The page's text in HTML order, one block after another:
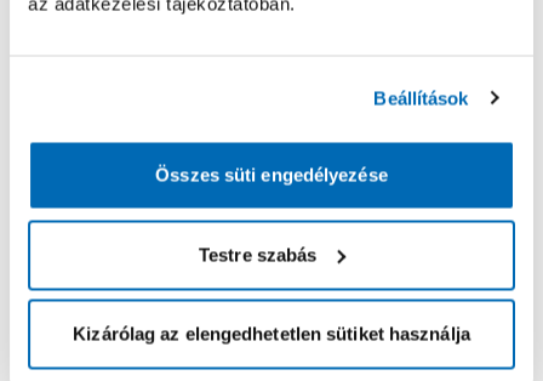
Beállítások
Összes süti engedélyezése
Testre szabás
Kizárólag az elengedhetetlen sütiket használja